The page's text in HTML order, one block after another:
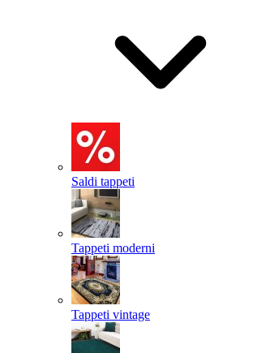
Saldi tappeti
Tappeti moderni
Tappeti vintage